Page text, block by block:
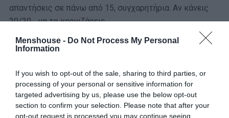
Menshouse - Do Not Process My Personal
Information
If you wish to opt-out of the sale, sharing to third parties, or
processing of your personal or sensitive information for
targeted advertising by us, please use the below opt-out
section to confirm your selection. Please note that after your
opt-out request is processed you may continue seeing
απαντήσεις σε πάνω από 15, συγχαρητήρια. Αν κάνεις
20/20… να το κορνιζάρεις.
Σε ποιο νομό βρίσκεται το Δίστομο
που βίωσε τη ναζιστική θηριωδία στις